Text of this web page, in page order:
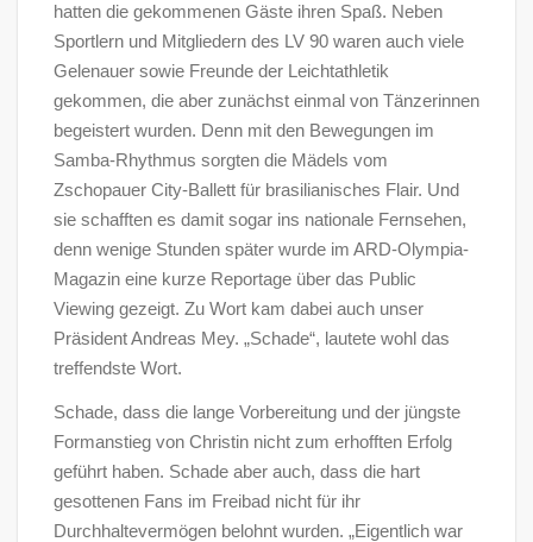
hatten die gekommenen Gäste ihren Spaß. Neben
Sportlern und Mitgliedern des LV 90 waren auch viele
Gelenauer sowie Freunde der Leichtathletik
gekommen, die aber zunächst einmal von Tänzerinnen
begeistert wurden. Denn mit den Bewegungen im
Samba-Rhythmus sorgten die Mädels vom
Zschopauer City-Ballett für brasilianisches Flair. Und
sie schafften es damit sogar ins nationale Fernsehen,
denn wenige Stunden später wurde im ARD-Olympia-
Magazin eine kurze Reportage über das Public
Viewing gezeigt. Zu Wort kam dabei auch unser
Präsident Andreas Mey. „Schade“, lautete wohl das
treffendste Wort.
Schade, dass die lange Vorbereitung und der jüngste
Formanstieg von Christin nicht zum erhofften Erfolg
geführt haben. Schade aber auch, dass die hart
gesottenen Fans im Freibad nicht für ihr
Durchhaltevermögen belohnt wurden. „Eigentlich war